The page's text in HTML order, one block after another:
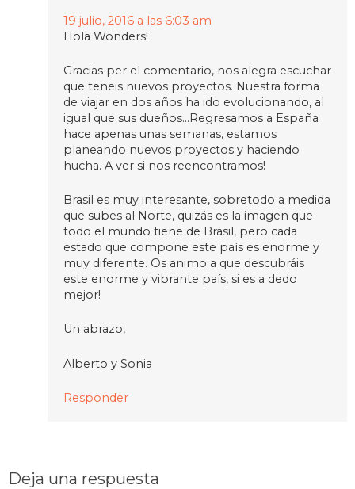
19 julio, 2016 a las 6:03 am
Hola Wonders!
Gracias per el comentario, nos alegra escuchar
que teneis nuevos proyectos. Nuestra forma
de viajar en dos años ha ido evolucionando, al
igual que sus dueños…Regresamos a España
hace apenas unas semanas, estamos
planeando nuevos proyectos y haciendo
hucha. A ver si nos reencontramos!
Brasil es muy interesante, sobretodo a medida
que subes al Norte, quizás es la imagen que
todo el mundo tiene de Brasil, pero cada
estado que compone este país es enorme y
muy diferente. Os animo a que descubráis
este enorme y vibrante país, si es a dedo
mejor!
Un abrazo,
Alberto y Sonia
Responder
Deja una respuesta